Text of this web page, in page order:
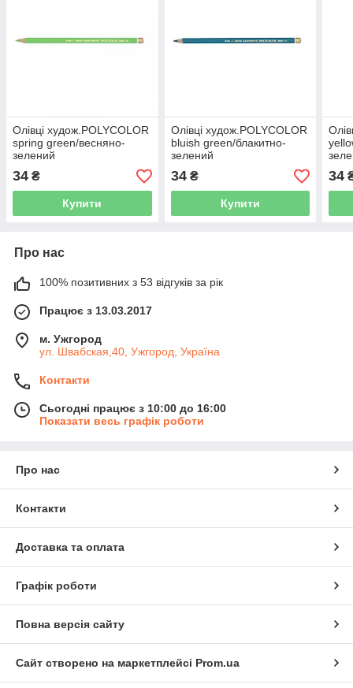
Олівці худож.POLYCOLOR
spring green/весняно-
зелений
34 ₴
Купити
Олівці худож.POLYCOLOR
bluish green/блакитно-
зелений
34₴
Купити
34
Про нас
100% позитивних з 53 відгуків за рік
Працює з 13.03.2017
м. Ужгород
ул. Швабская,40, Ужгород, Україна
Контакти
Сьогодні працює з 10:00 до 16:00
Показати весь графік роботи
Про нас
Контакти
Доставка та оплата
Графік роботи
Повна версія сайту
Сайт створено на маркетплейсі Prom.ua